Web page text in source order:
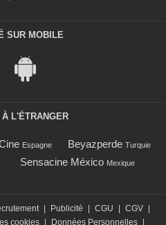
SUR MOBILE
L'ÉTRANGER
Espagne Beyazperde Turquie
Sensacine México Mexique
Publicité CGU CGV
cookies Données Personnelles